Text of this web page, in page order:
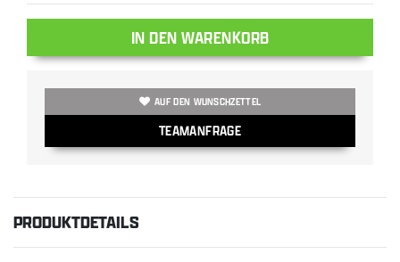
IN DEN WARENKORB
AUF DEN WUNSCHZETTEL
TEAMANFRAGE
PRODUKTDETAILS